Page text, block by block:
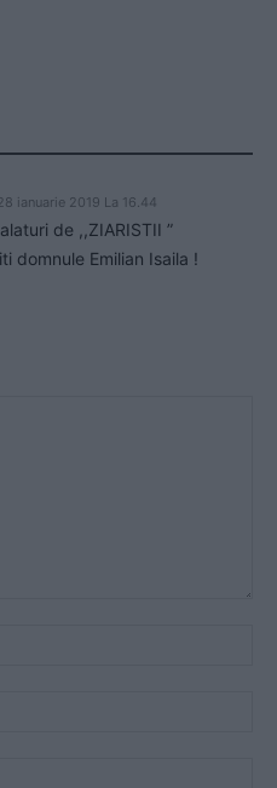
ianuarie 2019 La 16.44
de ,,ZIARISTII ”
domnule Emilian Isaila !